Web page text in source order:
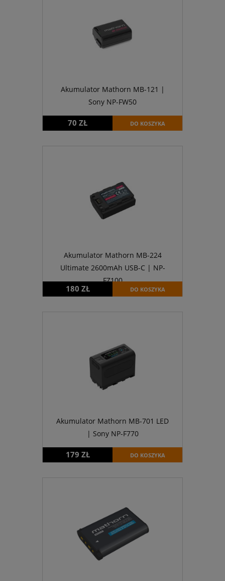
Akumulator Mathorn MB-121 |
Sony NP-FW50
70 ZŁ DO KOSZYKA
Akumulator Mathorn MB-224
Ultimate 2600mAh USB-C | NP-
FZ100
180 ZŁ DO KOSZYKA
Akumulator Mathorn MB-701 LED
| Sony NP-F770
179 ZŁ DO KOSZYKA